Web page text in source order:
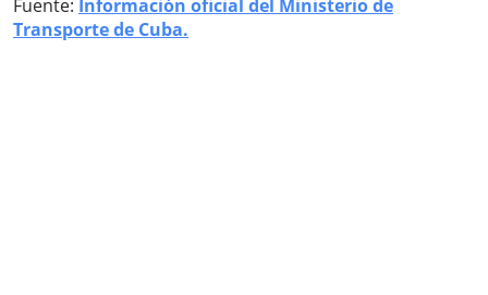
Fuente: Información oficial del Ministerio de
Transporte de Cuba.